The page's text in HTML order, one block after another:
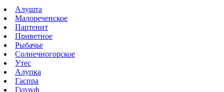
Алушта
Малореченское
Партенит
Приветное
Рыбачье
Солнечногорское
Утес
Алупка
Гаспра
Гурзуф